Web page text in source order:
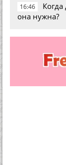
16:46
она нужна?